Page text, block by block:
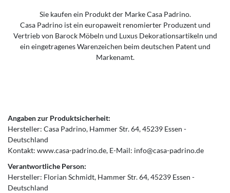
Sie kaufen ein Produkt der Marke Casa Padrino.
Casa Padrino ist ein europaweit renomierter Produzent und
Vertrieb von Barock Möbeln und Luxus Dekorationsartikeln und
ein eingetragenes Warenzeichen beim deutschen Patent und
Markenamt.
Angaben zur Produktsicherheit:
Hersteller: Casa Padrino Hammer Str.64 45239 Essen
Deutschland
Kontakt: www.casa-padrino.de E-Mail: info@casa-padrino.de
Verantwortliche Person:
Hersteller: Florian Schmidt Hammer Str.64 45239 Essen
Deutschland